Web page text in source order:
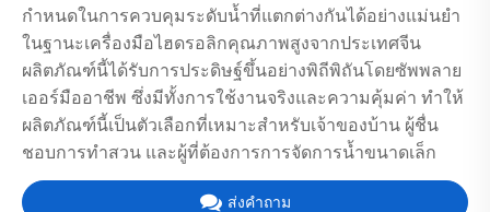
กำหนดในการควบคุมระดับน้ำที่แตกต่างกันได้อย่างแม่นยำ
ในฐานะเครื่องมือไฮดรอลิกคุณภาพสูงจากประเทศจีน
ผลิตภัณฑ์นี้ได้รับการประดิษฐ์ขึ้นอย่างพิถีพิถันโดยซัพพลาย
เออร์มืออาชีพ ซึ่งมีทั้งการใช้งานจริงและความคุ้มค่า ทำให้
ผลิตภัณฑ์นี้เป็นตัวเลือกที่เหมาะสำหรับเจ้าของบ้าน ผู้ชื่น
ชอบการทำสวน และผู้ที่ต้องการการจัดการน้ำขนาดเล็ก
ส่งคำถาม